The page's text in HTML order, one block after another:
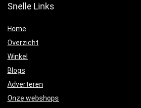
Snelle Links
Home
Overzicht
Winkel
Blogs
Adverteren
Onze webshops